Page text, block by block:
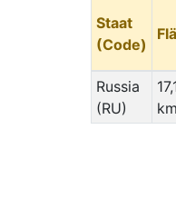
Staat
(Code)
Russia
(RU)